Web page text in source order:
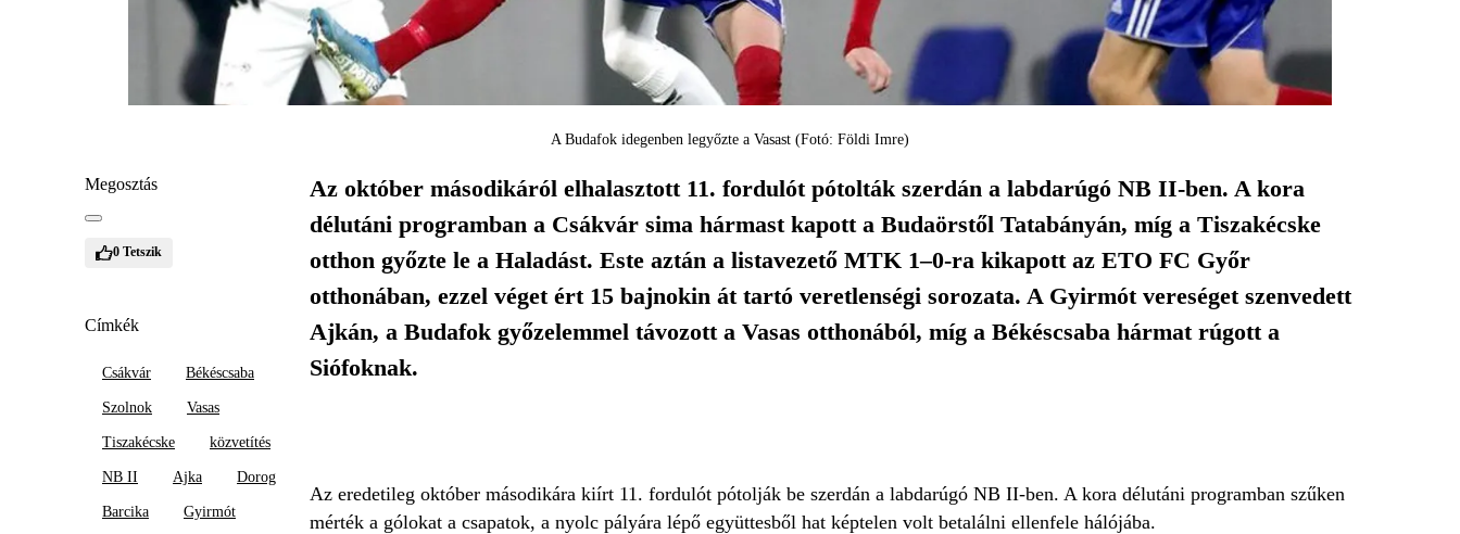
A Budafok idegenben legyőzte a Vasast (Fotó: Földi Imre)
Megosztás
0 Tetszik
Címkék
Csákvár Békéscsaba
Szolnok Vasas
Tiszakécske közvetítés
NB II Ajka Dorog
Barcika Gyirmót
Az október másodikáról elhalasztott 11. fordulót pótolták szerdán a labdarúgó NB II-ben. A kora
délutáni programban a Csákvár sima hármast kapott a Budaörstől Tatabányán, míg a Tiszakécske
otthon győzte le a Haladást. Este aztán a listavezető MTK 1–0-ra kikapott az ETO FC Győr
otthonában, ezzel véget ért 15 bajnokin át tartó veretlenségi sorozata. A Gyirmót vereséget szenvedett
Ajkán, a Budafok győzelemmel távozott a Vasas otthonából, míg a Békéscsaba hármat rúgott a
Siófoknak.
Az eredetileg október másodikára kiírt 11. fordulót pótolják be szerdán a labdarúgó NB II-ben. A kora délutáni programban szűken
mérték a gólokat a csapatok, a nyolc pályára lépő együttesből hat képtelen volt betalálni ellenfele hálójába.